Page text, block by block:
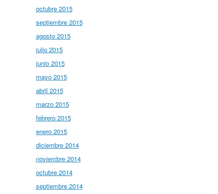
octubre 2015
septiembre 2015
agosto 2015
julio 2015
junio 2015
mayo 2015
abril 2015
marzo 2015
febrero 2015
enero 2015
diciembre 2014
noviembre 2014
octubre 2014
septiembre 2014